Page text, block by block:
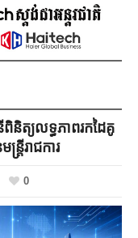
ពិនិត្យលទ្ធភាពរកដៃគូ
តីរាជការ
0